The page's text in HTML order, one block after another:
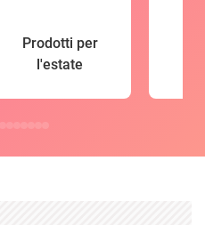
Prodotti per
l'estate